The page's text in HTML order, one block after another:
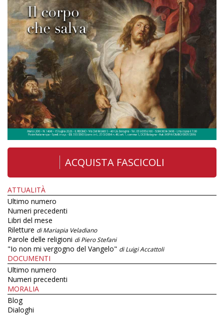
ACQUISTA FASCICOLI
ATTUALITÀ
Ultimo numero
Numeri precedenti
Libri del mese
Riletture di Mariapia Veladiano
Parole delle religioni di Piero Stefani
"Io non mi vergogno del Vangelo" di Luigi Accattoli
DOCUMENTI
Ultimo numero
Numeri precedenti
MORALIA
Blog
Dialoghi